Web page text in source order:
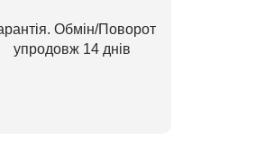
Обмін/Поворот
упродовж 14 днів